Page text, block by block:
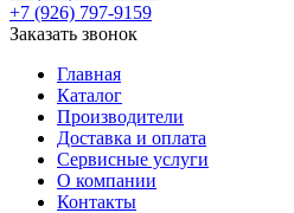
+7 (926) 797-9159
Заказать звонок
Главная
Каталог
Производители
Доставка и оплата
Сервисные услуги
О компании
Контакты